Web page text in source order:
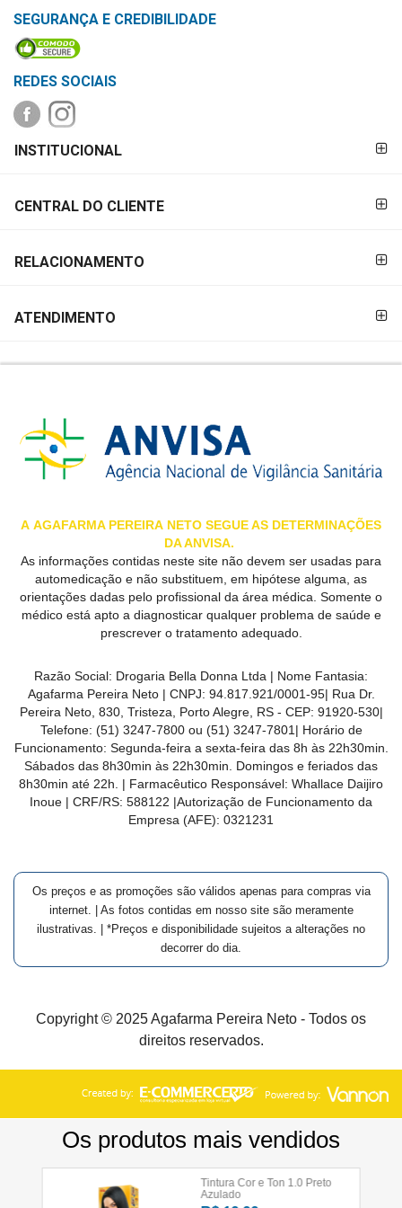
&
PROMOÇÕES
OFERTAS
LOCALIZAÇÃO
DE
MAIS
PRÓXIMA
DO
SEGURANÇA E CREDIBILIDADE
REDES SOCIAIS
PAGAMENTO
INSTITUCIONAL
CENTRAL DO CLIENTE
RELACIONAMENTO
ATENDIMENTO
A AGAFARMA PEREIRA NETO SEGUE AS DETERMINAÇÕES
DA ANVISA.
As informações contidas neste site não devem ser usadas para
automedicação e não substituem, em hipótese alguma, as
orientações dadas pelo profissional da área médica. Somente o
médico está apto a diagnosticar qualquer problema de saúde e
prescrever o tratamento adequado.
Razão Social: Drogaria Bella Donna Ltda | Nome Fantasia:
Agafarma Pereira Neto | CNPJ: 94.817.921/0001-95| Rua Dr.
Pereira Neto, 830, Tristeza, Porto Alegre, RS - CEP: 91920-530|
Telefone: (51) 3247-7800 ou (51) 3247-7801 | Horário de
Funcionamento: Segunda-feira a sexta-feira das 8h às 22h30min.
Sábados das 8h30min às 22h30min. Domingos e feriados das
8h30min até 22h. | Farmacêutico Responsável: Whallace Daijiro
Inoue | CRF/RS: 588122 |Autorização de Funcionamento da
Empresa (AFE): 0321231
Os preços e as promoções são válidos apenas para compras via
internet. | As fotos contidas em nosso site são meramente
ilustrativas. | *Preços e disponibilidade sujeitos a alterações no
decorrer do dia.
Copyright © 2025 Agafarma Pereira Neto - Todos os
direitos reservados.